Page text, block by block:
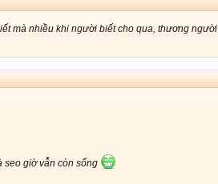
mà nhiều khi người biết cho qua, thương người
seo giờ vẫn còn sống